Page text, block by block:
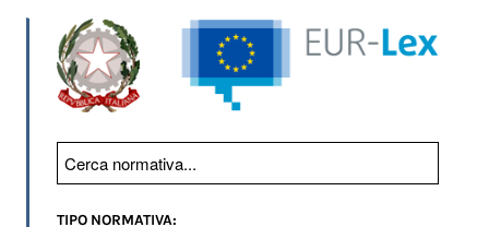
TIPO NORMATIVA: